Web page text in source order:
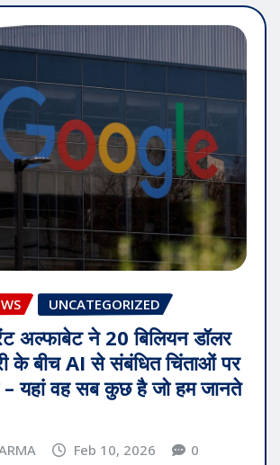
UNCATEGORIZED
अल्फाबेट ने 20 बिलियन डॉलर
के बीच AI से संबंधित चिंताओं पर
– यहां वह सब कुछ है जो हम जानते
Feb 10, 2026 0